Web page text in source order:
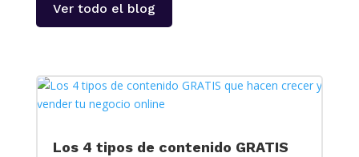
Ver todo el blog
Los 4 tipos de contenido GRATIS